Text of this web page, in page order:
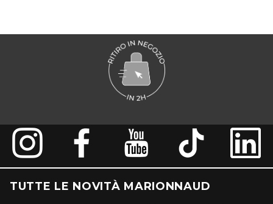
TUTTE LE NOVITÀ MARIONNAUD